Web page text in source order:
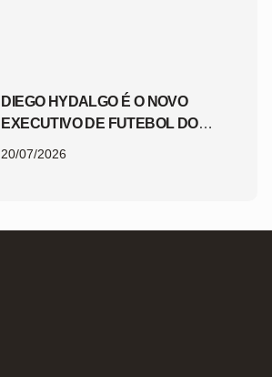
DIEGO HYDALGO É O NOVO
EXECUTIVO DE FUTEBOL DO
20/07/2026